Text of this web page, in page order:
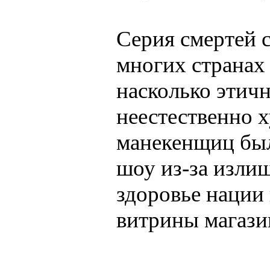
Серия смертей
многих
насколько
манекенщиц
шоу из-за
здоровье
витрины